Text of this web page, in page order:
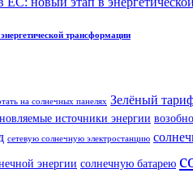
трансформации
на солнечных панелях Зелёный
источники энергии
сетевую солнечную электростанцию
энергии солнечную батарею